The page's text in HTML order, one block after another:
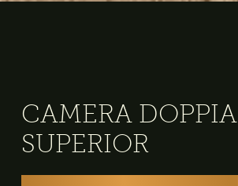
CAMERA DOPPIA
SUPERIOR